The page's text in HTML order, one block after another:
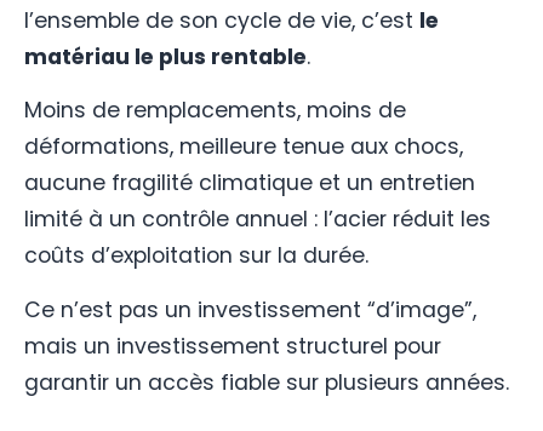
l’ensemble de son cycle de vie, c’est le
matériau le plus rentable.
Moins de remplacements, moins de
déformations, meilleure tenue aux chocs,
aucune fragilité climatique et un entretien
limité à un contrôle annuel : l’acier réduit les
coûts d’exploitation sur la durée.
Ce n’est pas un investissement “d’image”,
mais un investissement structurel pour
garantir un accès fiable sur plusieurs années.